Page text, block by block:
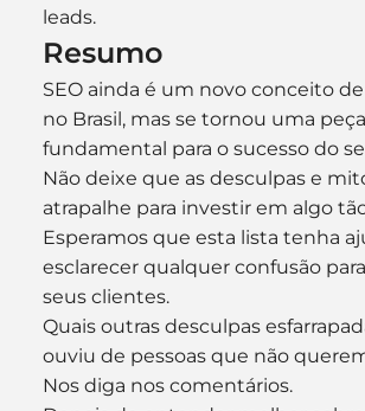
leads.
Resumo
SEO ainda é um novo conceito
no Brasil, mas se tornou uma peça
fundamental para o sucesso do
Não deixe que as desculpas e
atrapalhe para investir em algo
Esperamos que esta lista tenha
esclarecer qualquer confusão
seus clientes.
Quais outras desculpas
ouviu de pessoas que não
Nos diga nos comentários.